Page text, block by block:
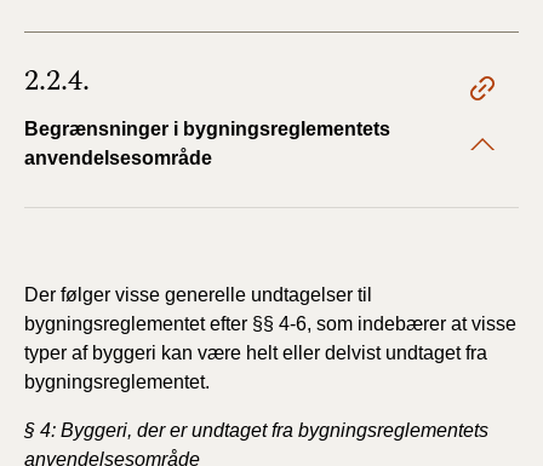
2.2.4.
Begrænsninger i bygningsreglementets
anvendelsesområde
Der følger visse generelle undtagelser til
bygningsreglementet efter §§ 4-6, som indebærer at visse
typer af byggeri kan være helt eller delvist undtaget fra
bygningsreglementet.
§ 4: Byggeri, der er undtaget fra bygningsreglementets
anvendelsesområde